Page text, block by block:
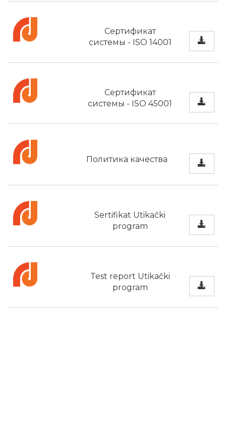
Сертификат
системы - ISO 14001
Сертификат
системы - ISO 45001
Политика качества
Sertifikat Utikački
program
Test report Utikački
program